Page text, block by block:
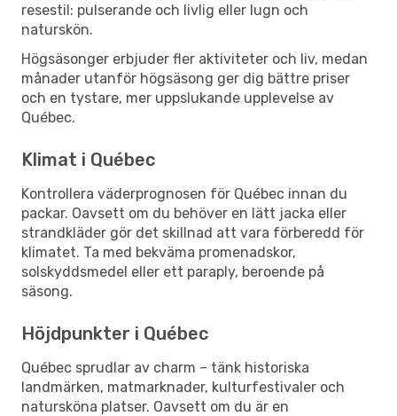
resestil: pulserande och livlig eller lugn och
naturskön.
Högsäsonger erbjuder fler aktiviteter och liv, medan
månader utanför högsäsong ger dig bättre priser
och en tystare, mer uppslukande upplevelse av
Québec.
Klimat i Québec
Kontrollera väderprognosen för Québec innan du
packar. Oavsett om du behöver en lätt jacka eller
strandkläder gör det skillnad att vara förberedd för
klimatet. Ta med bekväma promenadskor,
solskyddsmedel eller ett paraply, beroende på
säsong.
Höjdpunkter i Québec
Québec sprudlar av charm – tänk historiska
landmärken, matmarknader, kulturfestivaler och
natursköna platser. Oavsett om du är en